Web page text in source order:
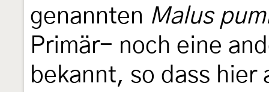
genannten Malus
Primär- noch eine
bekannt, so dass